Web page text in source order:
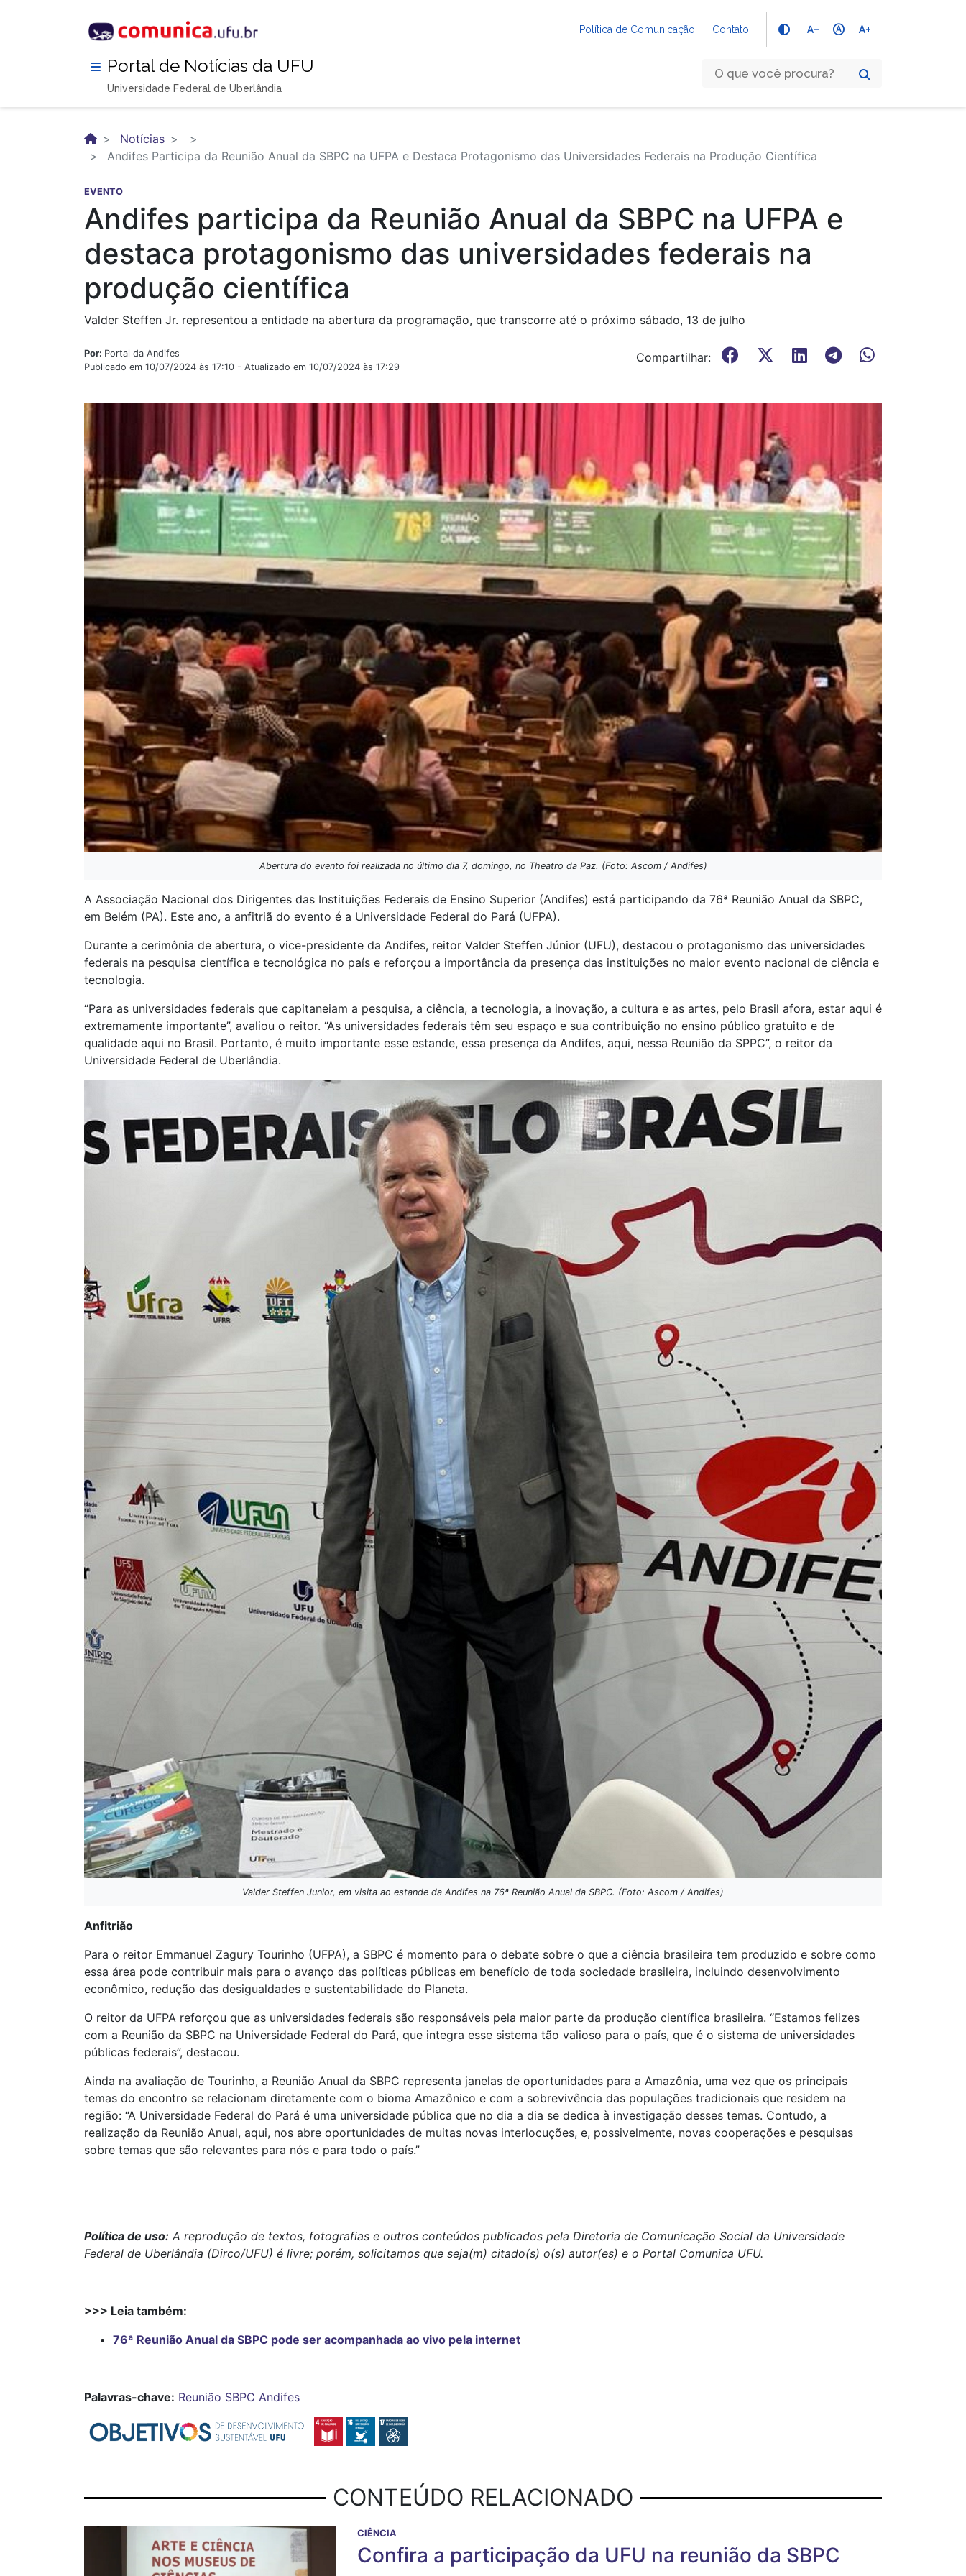
Política de Comunicação Contato text_decrease hdr_auto text_increase
Portal de Notícias da UFU
Universidade Federal de Uberlândia
Notícias
Andifes Participa da Reunião Anual da SBPC na UFPA e Destaca Protagonismo das Universidades Federais na Produção Científica
EVENTO
Andifes participa da Reunião Anual da SBPC na UFPA e
destaca protagonismo das universidades federais na
produção científica
Valder Steffen Jr. representou a entidade na abertura da programação, que transcorre até o próximo sábado, 13 de julho
Por: Portal da Andifes
Publicado em 10/07/2024 às 17:10 - Atualizado em 10/07/2024 às 17:29
Compartilhar:
Abertura do evento foi realizada no último dia 7, domingo, no Theatro da Paz. (Foto: Ascom / Andifes)
A Associação Nacional dos Dirigentes das Instituições Federais de Ensino Superior (Andifes) está participando da 76ª Reunião Anual da SBPC,
em Belém (PA). Este ano, a anfitriã do evento é a Universidade Federal do Pará (UFPA).
Durante a cerimônia de abertura, o vice-presidente da Andifes, reitor Valder Steffen Júnior (UFU), destacou o protagonismo das universidades
federais na pesquisa científica e tecnológica no país e reforçou a importância da presença das instituições no maior evento nacional de ciência e
tecnologia.
“Para as universidades federais que capitaneiam a pesquisa, a ciência, a tecnologia, a inovação, a cultura e as artes, pelo Brasil afora, estar aqui é
extremamente importante”, avaliou o reitor. “As universidades federais têm seu espaço e sua contribuição no ensino público gratuito e de
qualidade aqui no Brasil. Portanto, é muito importante esse estande, essa presença da Andifes, aqui, nessa Reunião da SPPC”, o reitor da
Universidade Federal de Uberlândia.
Valder Steffen Junior, em visita ao estande da Andifes na 76ª Reunião Anual da SBPC. (Foto: Ascom / Andifes)
Anfitrião
Para o reitor Emmanuel Zagury Tourinho (UFPA), a SBPC é momento para o debate sobre o que a ciência brasileira tem produzido e sobre como
essa área pode contribuir mais para o avanço das políticas públicas em benefício de toda sociedade brasileira, incluindo desenvolvimento
econômico, redução das desigualdades e sustentabilidade do Planeta.
O reitor da UFPA reforçou que as universidades federais são responsáveis pela maior parte da produção científica brasileira. “Estamos felizes
com a Reunião da SBPC na Universidade Federal do Pará, que integra esse sistema tão valioso para o país, que é o sistema de universidades
públicas federais”, destacou.
Ainda na avaliação de Tourinho, a Reunião Anual da SBPC representa janelas de oportunidades para a Amazônia, uma vez que os principais
temas do encontro se relacionam diretamente com o bioma Amazônico e com a sobrevivência das populações tradicionais que residem na
região: “A Universidade Federal do Pará é uma universidade pública que no dia a dia se dedica à investigação desses temas. Contudo, a
realização da Reunião Anual, aqui, nos abre oportunidades de muitas novas interlocuções, e, possivelmente, novas cooperações e pesquisas
sobre temas que são relevantes para nós e para todo o país.”
Política de uso: A reprodução de textos, fotografias e outros conteúdos publicados pela Diretoria de Comunicação Social da Universidade
Federal de Uberlândia (Dirco/UFU) é livre; porém, solicitamos que seja(m) citado(s) o(s) autor(es) e o Portal Comunica UFU.
>>> Leia também:
76ª Reunião Anual da SBPC pode ser acompanhada ao vivo pela internet
Palavras-chave: Reunião SBPC Andifes
CONTEÚDO RELACIONADO
CIÊNCIA
Confira a participação da UFU na reunião da SBPC